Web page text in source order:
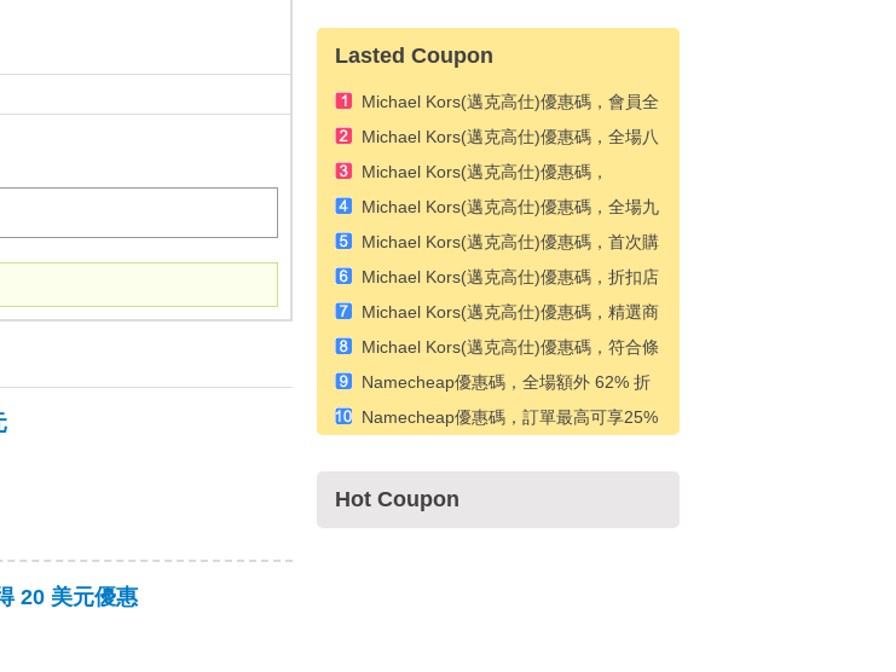
20 美元優惠
Lasted Coupon
Michael Kors(邁克高仕)優惠碼，會員全
場25%折扣
Michael Kors(邁克高仕)優惠碼，全場八
五折優惠
Michael Kors(邁克高仕)優惠碼，
KORSVIP 會員可額外享受 25% 折扣
Michael Kors(邁克高仕)優惠碼，全場九
折優惠
Michael Kors(邁克高仕)優惠碼，首次購
買九折優惠
Michael Kors(邁克高仕)優惠碼，折扣店
款式額外 10% 折扣
Michael Kors(邁克高仕)優惠碼，精選商
品額外 10% 折扣
Michael Kors(邁克高仕)優惠碼，符合條
件的奧特萊斯款式可額外享受 15% 折扣
Namecheap優惠碼，全場額外 62% 折
扣
Namecheap優惠碼，訂單最高可享25%
Hot Coupon